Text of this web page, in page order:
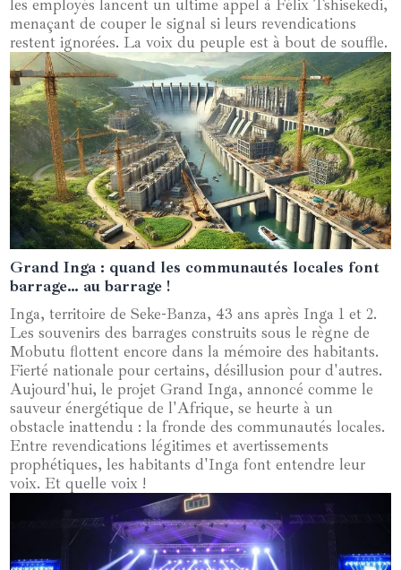
les employés lancent un ultime appel à Félix Tshisekedi,
menaçant de couper le signal si leurs revendications
restent ignorées. La voix du peuple est à bout de souffle.
24 mars 2025
Grand Inga : quand les communautés locales font
barrage… au barrage !
Inga, territoire de Seke-Banza, 43 ans après Inga 1 et 2.
Les souvenirs des barrages construits sous le règne de
Mobutu flottent encore dans la mémoire des habitants.
Fierté nationale pour certains, désillusion pour d'autres.
Aujourd'hui, le projet Grand Inga, annoncé comme le
sauveur énergétique de l'Afrique, se heurte à un
obstacle inattendu : la fronde des communautés locales.
Entre revendications légitimes et avertissements
prophétiques, les habitants d'Inga font entendre leur
voix. Et quelle voix !